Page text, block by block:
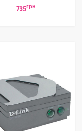
735грн